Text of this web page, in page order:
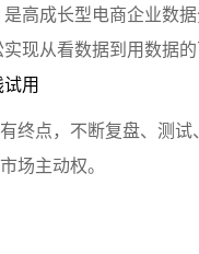
高成长型电商企业数
现从看数据到用数据的
用
终点，不断复盘、测
场主动权。